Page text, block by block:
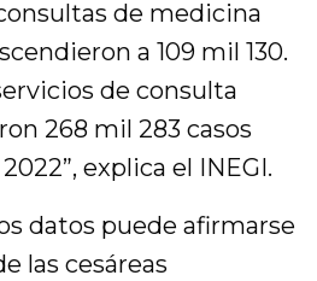
de medicina
a 109 mil 130.
de consulta
268 mil 283 casos
explica el INEGI.
datos puede afirmarse
las cesáreas